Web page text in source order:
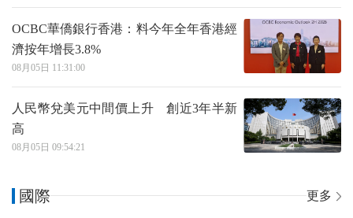
OCBC華僑銀行香港：料今年全年香港經
濟按年增長3.8%
08月05日 11:31:00
人民幣兌美元中間價上升 創近3年半新
高
08月05日 09:54:21
國際 更多